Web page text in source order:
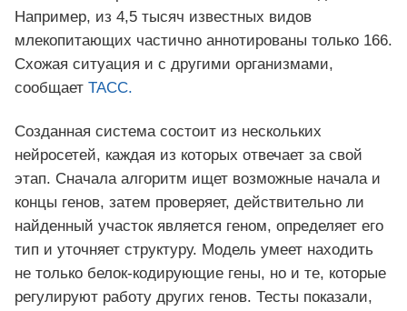
Например, из 4,5 тысяч известных видов
млекопитающих частично аннотированы только 166.
Схожая ситуация и с другими организмами,
сообщает ТАСС.
Созданная система состоит из нескольких
нейросетей, каждая из которых отвечает за свой
этап. Сначала алгоритм ищет возможные начала и
концы генов, затем проверяет, действительно ли
найденный участок является геном, определяет его
тип и уточняет структуру. Модель умеет находить
не только белок-кодирующие гены, но и те, которые
регулируют работу других генов. Тесты показали,